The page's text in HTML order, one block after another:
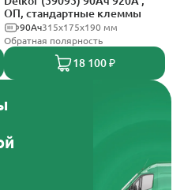
ОП, стандартные клеммы
315x175x190 мм
90Ач
Обратная полярность
18 100 ₽